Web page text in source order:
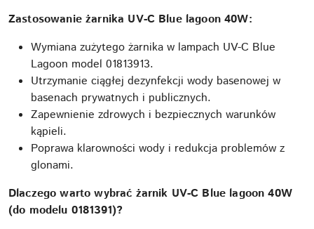
Zastosowanie żarnika UV-C Blue lagoon 40W:
Wymiana zużytego żarnika w lampach UV-C Blue
Lagoon model 01813913.
Utrzymanie ciągłej dezynfekcji wody basenowej w
basenach prywatnych i publicznych.
Zapewnienie zdrowych i bezpiecznych warunków
kąpieli.
Poprawa klarowności wody i redukcja problemów z
glonami.
Dlaczego warto wybrać żarnik UV-C Blue lagoon 40W
(do modelu 0181391)?